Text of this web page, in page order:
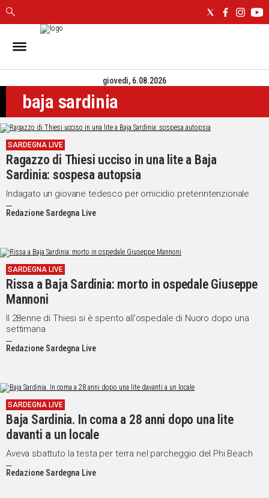
IN
CAGLIARI
SASSARI
NUORO
ORISTANO
SULCIS
GALLURA
OGLIASTRA
MEDIO
CAMPIDANO
NOTIZIE
POLITICA
IN
ITALIA
NEL
MONDO
VIDEO
giovedì, 6.08.2026
baja sardinia
SARDEGNA LIVE
Ragazzo di Thiesi ucciso in una lite a Baja
Sardinia: sospesa autopsia
Indagato un giovane tedesco per omicidio preterintenzionale
Redazione Sardegna Live
SARDEGNA LIVE
Rissa a Baja Sardinia: morto in ospedale Giuseppe
Mannoni
Il 28enne di Thiesi si è spento all'ospedale di Nuoro dopo una
settimana
Redazione Sardegna Live
SARDEGNA LIVE
Baja Sardinia. In coma a 28 anni dopo una lite
davanti a un locale
Aveva sbattuto la testa per terra nel parcheggio del Phi Beach
Redazione Sardegna Live